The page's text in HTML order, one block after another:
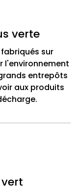
verte
sur
l'environnement
entrepôts
aux produits